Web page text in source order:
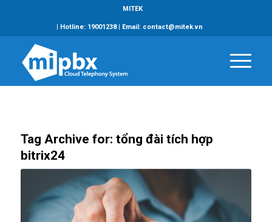
MITEK
| Hotline: 19001238 | Email: contact@mitek.vn
Tag Archive for: tổng đài tích hợp
bitrix24